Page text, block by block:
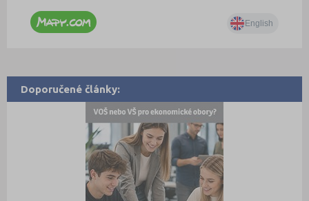
Doporučené články: